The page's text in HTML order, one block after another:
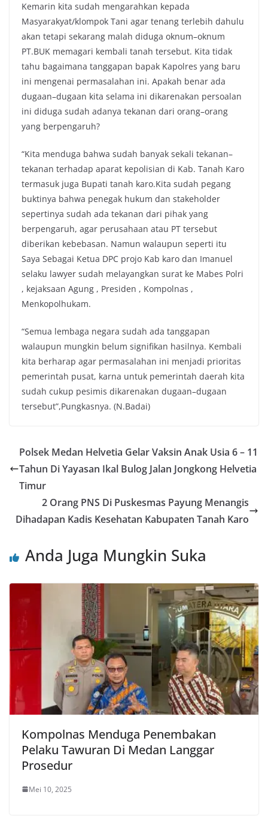
Kemarin kita sudah mengarahkan kepada
Masyarakyat/klompok Tani agar tenang terlebih dahulu
akan tetapi sekarang malah diduga oknum–oknum
PT.BUK memagari kembali tanah tersebut. Kita tidak
tahu bagaimana tanggapan bapak Kapolres yang baru
ini mengenai permasalahan ini. Apakah benar ada
dugaan–dugaan kita selama ini dikarenakan persoalan
ini diduga sudah adanya tekanan dari orang–orang
yang berpengaruh?
“Kita menduga bahwa sudah banyak sekali tekanan–
tekanan terhadap aparat kepolisian di Kab. Tanah Karo
termasuk juga Bupati tanah karo.Kita sudah pegang
buktinya bahwa penegak hukum dan stakeholder
sepertinya sudah ada tekanan dari pihak yang
berpengaruh, agar perusahaan atau PT tersebut
diberikan kebebasan. Namun walaupun seperti itu
Saya Sebagai Ketua DPC projo Kab karo dan Imanuel
selaku lawyer sudah melayangkan surat ke Mabes Polri
, kejaksaan Agung , Presiden , Kompolnas ,
Menkopolhukam.
“Semua lembaga negara sudah ada tanggapan
walaupun mungkin belum signifikan hasilnya. Kembali
kita berharap agar permasalahan ini menjadi prioritas
pemerintah pusat, karna untuk pemerintah daerah kita
sudah cukup pesimis dikarenakan dugaan–dugaan
tersebut”,Pungkasnya. (N.Badai)
Polsek Medan Helvetia Gelar Vaksin Anak Usia 6 – 11
Tahun Di Yayasan Ikal Bulog Jalan Jongkong Helvetia
Timur
2 Orang PNS Di Puskesmas Payung Menangis
Dihadapan Kadis Kesehatan Kabupaten Tanah Karo
Anda Juga Mungkin Suka
Kompolnas Menduga Penembakan
Pelaku Tawuran Di Medan Langgar
Prosedur
Mei 10, 2025